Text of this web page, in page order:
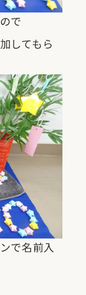
で
してもら
で名前入